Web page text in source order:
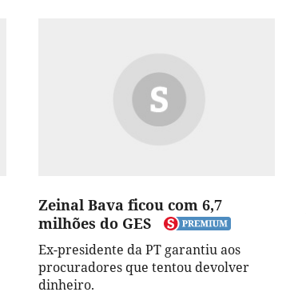
Zeinal Bava ficou com 6,7
milhões do GES
Ex-presidente da PT garantiu aos
procuradores que tentou devolver
dinheiro.